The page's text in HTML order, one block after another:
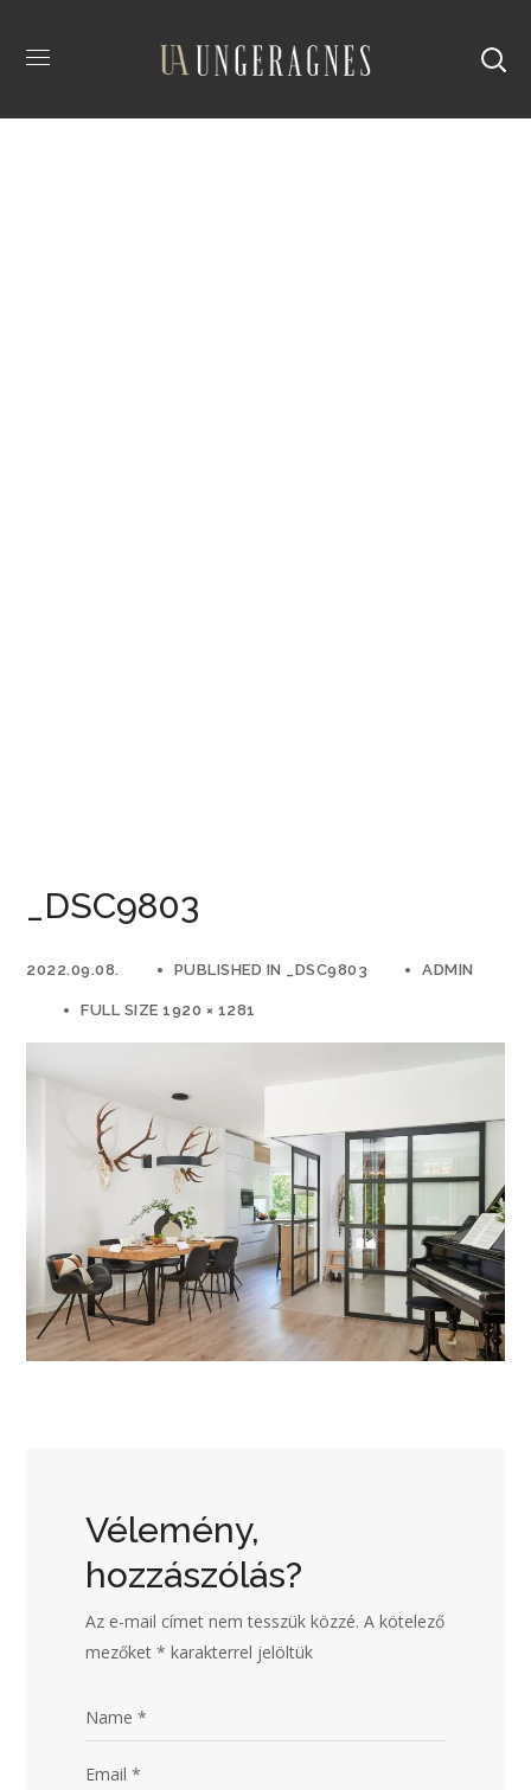
_DSC9803
2022.09.08. PUBLISHED IN _DSC9803 ADMIN
FULL SIZE 1920 × 1281
Vélemény,
hozzászólás?
Az e-mail címet nem tesszük közzé. A kötelező
mezőket* karakterrel jelöltük